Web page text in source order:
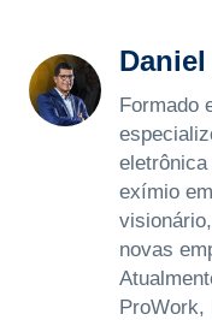
Formado
exímio
novas
ProWork,